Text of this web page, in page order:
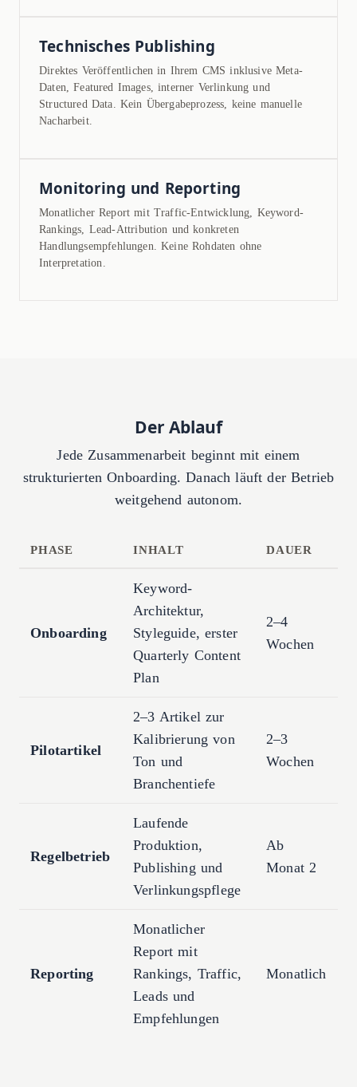
Technisches Publishing
Direktes Veröffentlichen in Ihrem CMS inklusive Meta-
Daten, Featured Images, interner Verlinkung und
Structured Data. Kein Übergabeprozess, keine manuelle
Nacharbeit.
Monitoring und Reporting
Monatlicher Report mit Traffic-Entwicklung, Keyword-
Rankings, Lead-Attribution und konkreten
Handlungsempfehlungen. Keine Rohdaten ohne
Interpretation.
Der Ablauf
Jede Zusammenarbeit beginnt mit einem
strukturierten Onboarding. Danach läuft der Betrieb
weitgehend autonom.
PHASE INHALT DAUER
Onboarding
Keyword-
Architektur,
Styleguide, erster
Quarterly Content
Plan
2–4
Wochen
Pilotartikel
2–3 Artikel zur
Kalibrierung von
Ton und
Branchentiefe
2–3
Wochen
Regelbetrieb
Laufende
Produktion,
Publishing und
Verlinkungspflege
Ab
Monat 2
Reporting
Monatlicher
Report mit
Rankings, Traffic,
Leads und
Empfehlungen
Monatlich